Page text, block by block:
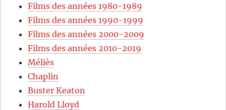
Films des années 1980-1989
Films des années 1990-1999
Films des années 2000-2009
Films des années 2010-2019
Méliès
Chaplin
Buster Keaton
Harold Lloyd